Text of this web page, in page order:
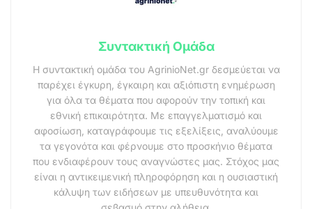
Συντακτική Ομάδα
Η συντακτική ομάδα του AgrinioNet.gr δεσμεύεται να
παρέχει έγκυρη, έγκαιρη και αξιόπιστη ενημέρωση
για όλα τα θέματα που αφορούν την τοπική και
εθνική επικαιρότητα. Με επαγγελματισμό και
αφοσίωση, καταγράφουμε τις εξελίξεις, αναλύουμε
τα γεγονότα και φέρνουμε στο προσκήνιο θέματα
που ενδιαφέρουν τους αναγνώστες μας. Στόχος μας
είναι η αντικειμενική πληροφόρηση και η ουσιαστική
κάλυψη των ειδήσεων με υπευθυνότητα και